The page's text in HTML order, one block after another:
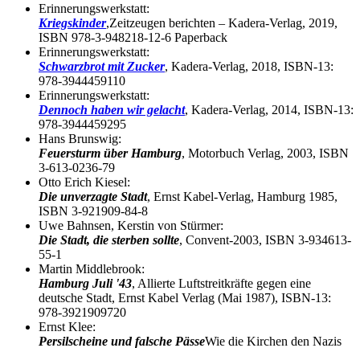
Erinnerungswerkstatt:
Kriegskinder,Zeitzeugen berichten – Kadera-Verlag, 2019,
ISBN 978-3-948218-12-6 Paperback
Erinnerungswerkstatt:
Schwarzbrot mit Zucker, Kadera-Verlag, 2018, ISBN-13:
978-3944459110
Erinnerungswerkstatt:
Dennoch haben wir gelacht, Kadera-Verlag, 2014, ISBN-13:
978-3944459295
Hans Brunswig:
Feuersturm über Hamburg, Motorbuch Verlag, 2003, ISBN
3-613-0236-79
Otto Erich Kiesel:
Die unverzagte Stadt, Ernst Kabel-Verlag, Hamburg 1985,
ISBN 3-921909-84-8
Uwe Bahnsen, Kerstin von Stürmer:
Die Stadt, die sterben sollte, Convent-2003, ISBN 3-934613-
55-1
Martin Middlebrook:
Hamburg Juli '43, Allierte Luftstreitkräfte gegen eine
deutsche Stadt, Ernst Kabel Verlag (Mai 1987), ISBN-13:
978-3921909720
Ernst Klee:
Persilscheine und falsche PässeWie die Kirchen den Nazis